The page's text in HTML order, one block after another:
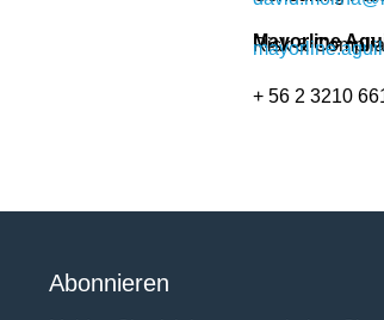
Mayorline
Risk &
+ 56 2 3210
Abonnieren